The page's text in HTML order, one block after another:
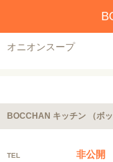
オニオンスープ
BOCCHAN キッチン （ボッ
TEL 非公開